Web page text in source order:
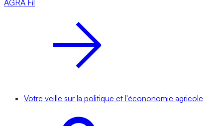
AGRA Fil
Votre veille sur la politique et l'écononomie agricole